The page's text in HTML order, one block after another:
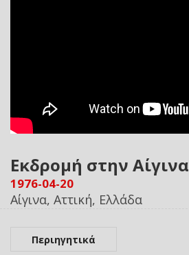
Εκδρομή στην Αίγινα
1976-04-20
Αίγινα, Αττική, Ελλάδα
Περιηγητικά